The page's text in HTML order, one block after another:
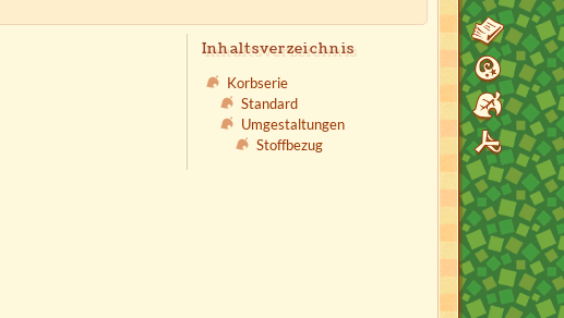
Inhaltsverzeichnis
Korbserie
Standard
Umgestaltungen
Stoffbezug